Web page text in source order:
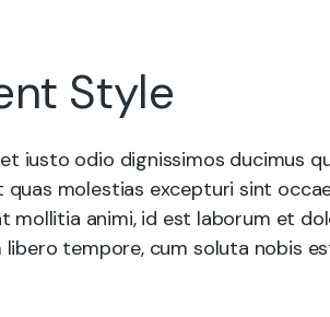
Style
iusto odio dignissimos ducimus
molestias excepturi sint
mollitia animi, id est laborum et
tempore, cum soluta nobis